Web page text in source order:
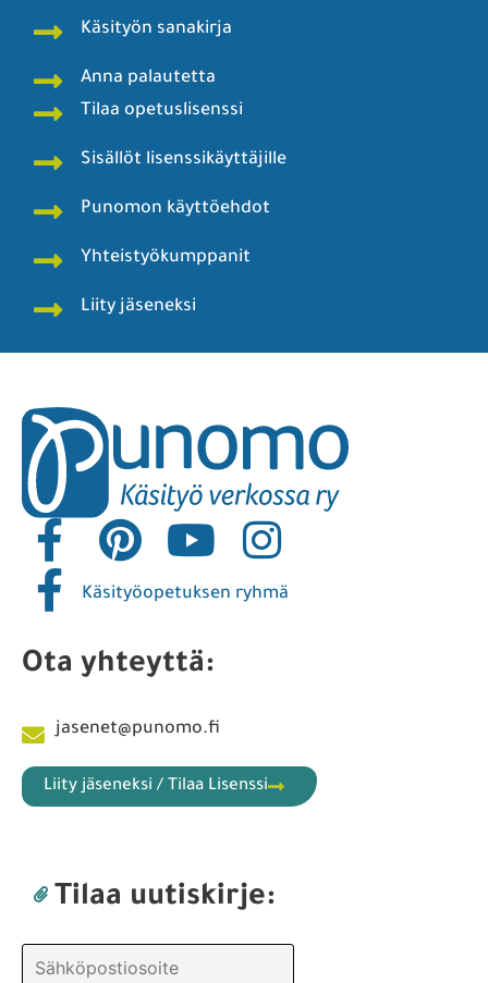
Käsityön sanakirja
Anna palautetta
Tilaa opetuslisenssi
Sisällöt lisenssikäyttäjille
Punomon käyttöehdot
Yhteistyökumppanit
Liity jäseneksi
Käsityöopetuksen ryhmä
Ota yhteyttä:
jasenet@punomo.fi
Liity jäseneksi / Tilaa Lisenssi
Tilaa uutiskirje: